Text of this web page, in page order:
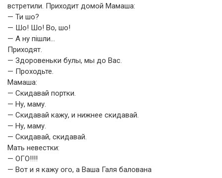
встретили. Приходит домой Мамаша:
— Ти шо?
— Шо! Шо! Во, шо!
— А ну пішли…
Приходят.
— Здоровеньки булы, мы до Вас.
— Проходьте.
Мамаша:
— Скидавай портки.
— Ну, маму.
— Скидавай кажу, и нижнее скидавай.
— Ну, маму.
— Скидавай, скидавай.
Мать невестки:
— ОГО!!!!
— Вот и я кажу ого, а Ваша Галя балована